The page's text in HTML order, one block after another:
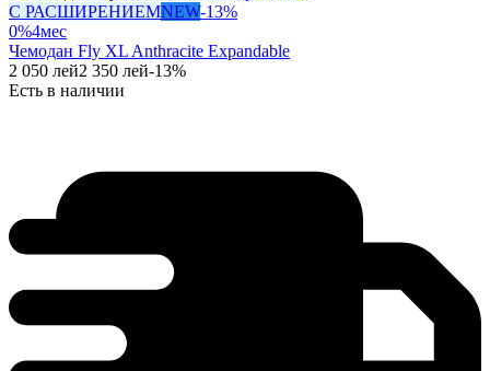
С РАСШИРЕНИЕМNEW-13%
0%4мес
Чемодан Fly XL Anthracite Expandable
2 050 лей2 350 лей-13%
Есть в наличии